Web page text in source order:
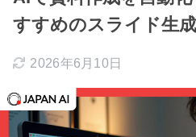
すすめのスライド生
2026年6月10日